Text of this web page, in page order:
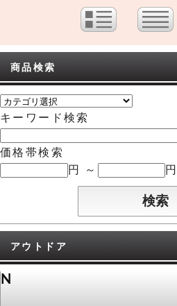
商品検索
キーワード検索
価格帯検索
円 ～
円
アウトドア
N